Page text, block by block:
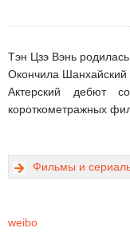
Тэн Цзэ Вэнь
Окончила Шанхайский
Актерский дебют
короткометражных
Фильмы и
weibo